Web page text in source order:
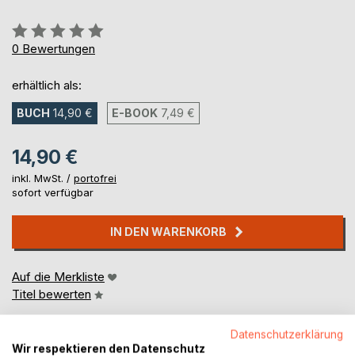
Bewertung::
0%
0 Bewertungen
erhältlich als:
BUCH 14,90 € E-BOOK 7,49 €
14,90 €
inkl. MwSt. / portofrei
sofort verfügbar
IN DEN WARENKORB
Auf die Merkliste
Titel bewerten
Datenschutzerklärung
Wir respektieren den Datenschutz